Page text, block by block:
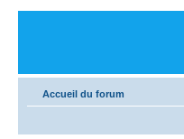
Accueil du forum